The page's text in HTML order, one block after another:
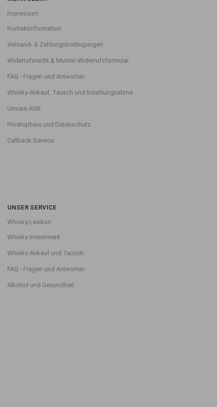
Impressum
Kontaktinformation
Versand- & Zahlungsbedingungen
Widerrufsrecht & Muster-Widerrufsformular
FAQ - Fragen und Antworten
Whisky-Ankauf, Tausch und Inzahlungnahme
Unsere AGB
Privatsphäre und Datenschutz
Callback Service
UNSER SERVICE
Whisky-Lexikon
Whisky-Investment
Whisky-Ankauf und Tausch
FAQ - Fragen und Antworten
Alkohol und Gesundheit